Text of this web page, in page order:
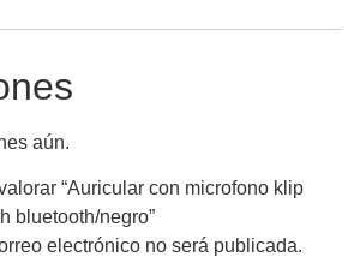
aún.
“Auricular con microfono klip
bluetooth/negro”
electrónico no será publicada.